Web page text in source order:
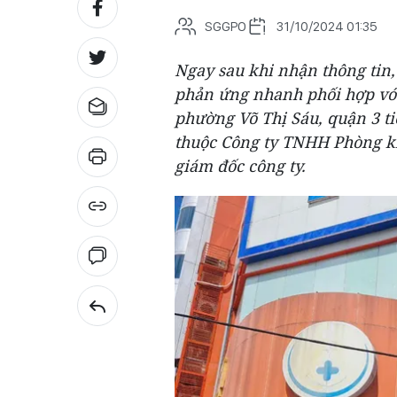
SGGPO 31/10/2024 01:35
Ngay sau khi nhận thông
phản ứng nhanh phối hợp
phường Võ Thị Sáu, quận 3
thuộc Công ty TNHH Phòng
giám đốc công ty.